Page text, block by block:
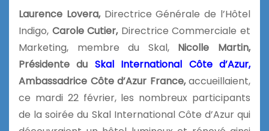
Laurence Lovera, Directrice Générale de l’Hôtel
Indigo, Carole Cutier,Directrice Commerciale et
Marketing, membre du Skal, Nicolle Martin,
Présidente du Skal International Côte d’Azur,
Ambassadrice Côte d’Azur France,accueillaient,
ce mardi 22 février, les nombreux participants
de la soirée du Skal International Côte d’Azur qui